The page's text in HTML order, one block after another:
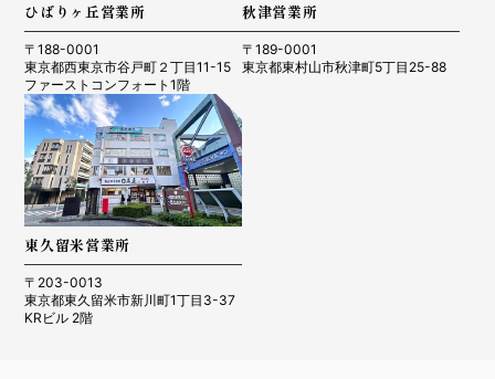
ひばりヶ丘営業所
〒188-0001
東京都西東京市谷戸町２丁目11-15
ファーストコンフォート1階
秋津営業所
〒189-0001
東京都東村山市秋津町5丁目25-88
東久留米営業所
〒203-0013
東京都東久留米市新川町1丁目3-37
KRビル 2階